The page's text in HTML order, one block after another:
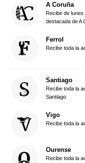
A Coruña
Recibe de
destacada de A
Ferrol
Recibe toda la
Santiago
Recibe toda la
Santiago
Vigo
Recibe toda la
Ourense
Recibe toda la